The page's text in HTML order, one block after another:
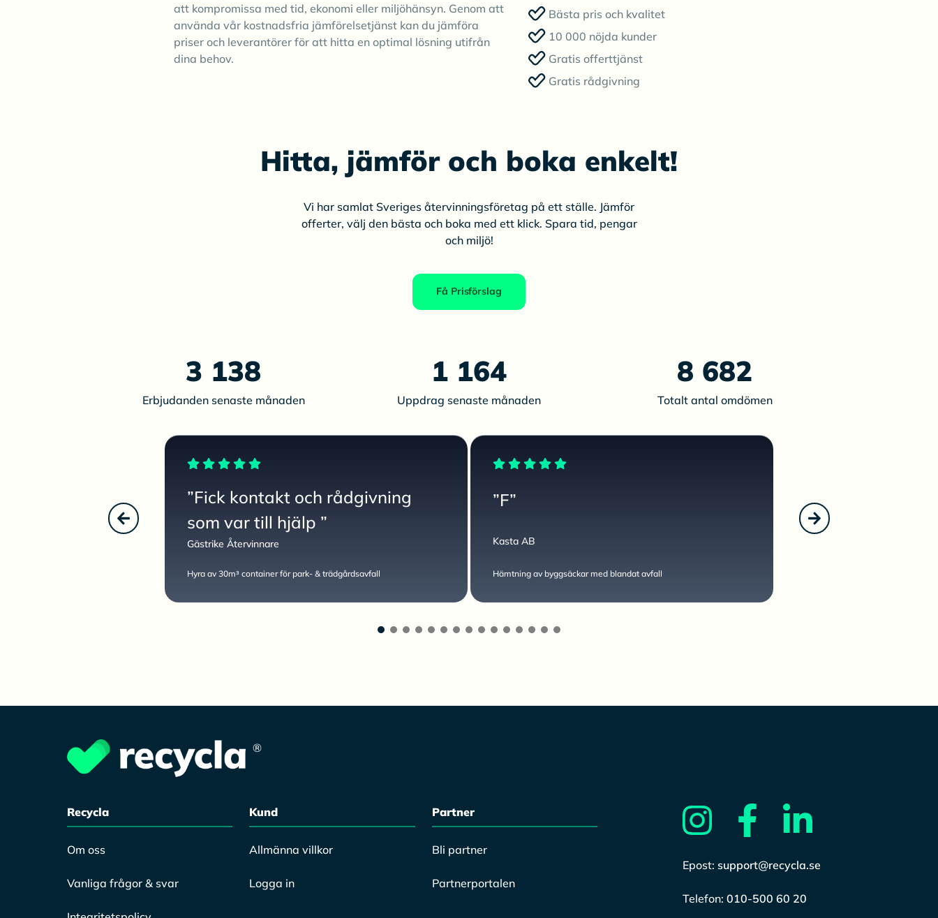
att kompromissa med tid, ekonomi eller miljöhänsyn. Genom att
använda vår kostnadsfria jämförelsetjänst kan du jämföra
priser och leverantörer för att hitta en optimal lösning utifrån
dina behov.
Bästa pris och kvalitet
10 000 nöjda kunder
Gratis offerttjänst
Gratis rådgivning
Hitta, jämför och boka enkelt!
Vi har samlat Sveriges återvinningsföretag på ett ställe. Jämför
offerter, välj den bästa och boka med ett klick. Spara tid, pengar
och miljö!
Få Prisförslag
3 138
Erbjudanden senaste månaden
1 164
Uppdrag senaste månaden
8 682
Totalt antal omdömen
”Fick kontakt och rådgivning
som var till hjälp ”
Gästrike Återvinnare
Hyra av 30m³ container för park- & trädgårdsavfall
”F”
Kasta AB
Hämtning av byggsäckar med blandat avfall
”Förlöpte utan
®
Recycla
Om oss
Vanliga frågor & svar
Kund
Allmänna villkor
Logga in
Partner
Bli partner
Partnerportalen
Epost: support@recycla.se
Telefon: 010-500 60 20